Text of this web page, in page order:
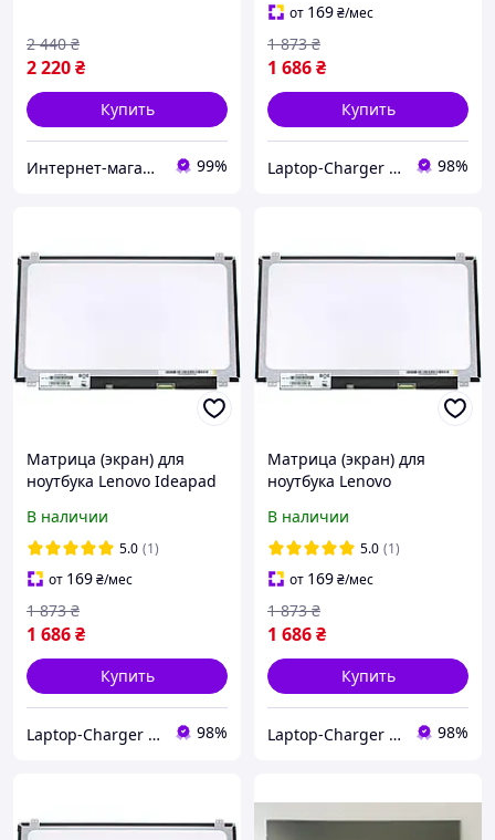
2 220₴
2 440 ₴
Купить
Интернет-магазин "SmartPart" 99%
от 169₴/мес
1 686₴
1 873 ₴
Купить
Laptop-Charger - интернет магазин комплектующих к ноутбукам 98%
Матрица (экран) для
ноутбука Lenovo Ideapad
В наличии
5.0 (1)
от 169₴/мес
1 686₴
1 873 ₴
Купить
Laptop-Charger - интернет магазин комплектующих к ноутбукам 98%
Матрица (экран) для
ноутбука Lenovo
В наличии
5.0 (1)
от 169₴/мес
1 686₴
1 873 ₴
Купить
Laptop-Charger - интернет магазин комплектующих к ноутбукам 98%